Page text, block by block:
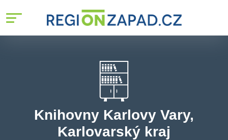
Knihovny Karlovy Vary,
Karlovarský kraj